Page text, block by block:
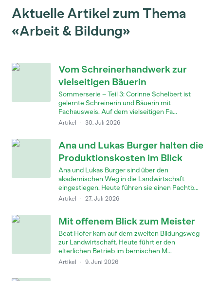
Aktuelle Artikel zum Thema
«Arbeit & Bildung»
Vom Schreinerhandwerk zur
vielseitigen Bäuerin
Sommerserie – Teil 3: Corinne Schelbert ist
gelernte Schreinerin und Bäuerin mit
Fachausweis. Auf dem vielseitigen Fa...
Artikel · 30. Juli 2026
Ana und Lukas Burger halten die
Produktionskosten im Blick
Ana und Lukas Burger sind über den
akademischen Weg in die Landwirtschaft
eingestiegen. Heute führen sie einen Pachtb...
Artikel · 27. Juli 2026
Mit offenem Blick zum Meister
Beat Hofer kam auf dem zweiten Bildungsweg
zur Landwirtschaft. Heute führt er den
elterlichen Betrieb im bernischen M...
Artikel · 9. Juni 2026